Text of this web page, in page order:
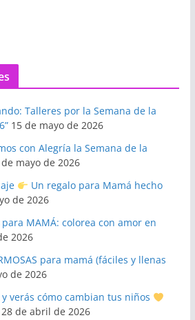
Talleres por la Semana de la
15 de mayo de 2026
con Alegría la Semana de la
mayo de 2026
Un regalo para Mamá hecho
de 2026
MAMÁ: colorea con amor en
2026
para mamá (fáciles y llenas
de 2026
verás cómo cambian tus niños
28 de abril de 2026